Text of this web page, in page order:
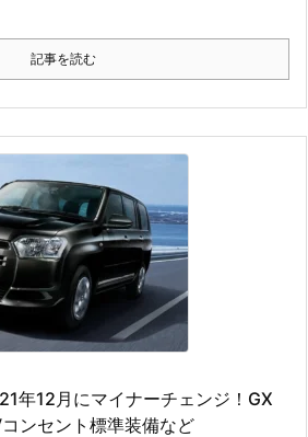
記事を読む
年12月にマイナーチェンジ！GX
ンセント標準装備など